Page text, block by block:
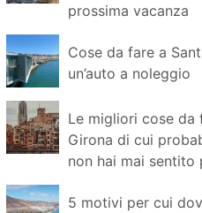
prossima vacanza
Cose da fare a
un’auto a noleggio
Le migliori cose da
Girona di cui
non hai mai sentito
5 motivi per cui